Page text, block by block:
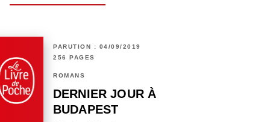
PARUTION : 04/09/2019
256 PAGES
ROMANS
DERNIER JOUR À
BUDAPEST